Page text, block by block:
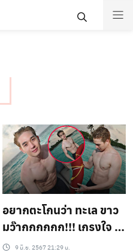
อยากตะโกนว่า ทะเล ขาว
มว๊ากกกกกก!!! เกรงใจ ใจ
แม่หน่อยลูก กร้าวใจสุดๆ
9 มิ.ย. 2567 21:29 น.